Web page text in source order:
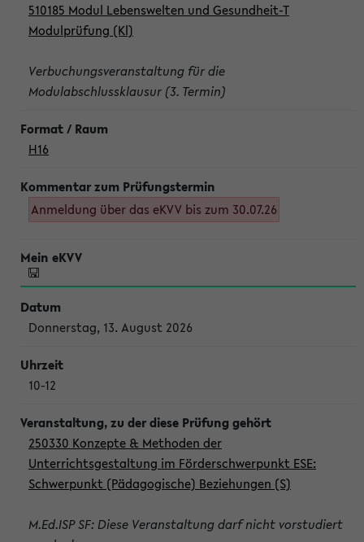
510185 Modul Lebenswelten und Gesundheit-T
Modulprüfung (Kl)
Verbuchungsveranstaltung für die
Modulabschlussklausur (3. Termin)
H16
Anmeldung über das eKVV bis zum 30.07.26
Donnerstag, 13. August 2026
10-12
250330 Konzepte & Methoden der
Unterrichtsgestaltung im Förderschwerpunkt ESE:
Schwerpunkt (Pädagogische) Beziehungen (S)
M.Ed.ISP SF: Diese Veranstaltung darf nicht vorstudiert